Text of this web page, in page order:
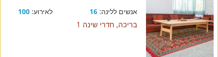
אנשים ללינה:16 לאירוע:100
בריכה, חדרי שינה 1